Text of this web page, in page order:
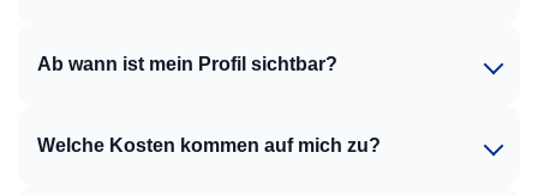
Ab wann ist mein Profil sichtbar?
Welche Kosten kommen auf mich zu?